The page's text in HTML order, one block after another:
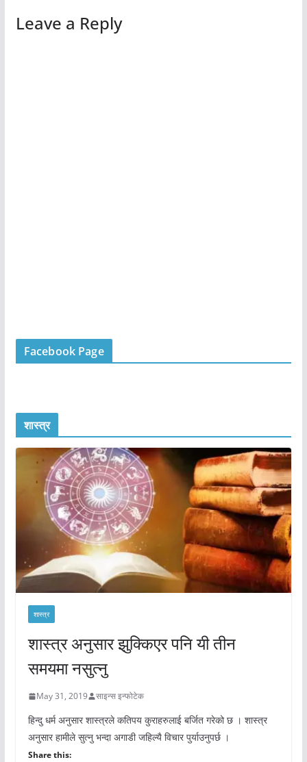
Leave a Reply
Facebook Page
शास्त्र
शास्त्र
शास्त्र अनुसार झुक्किएर पनि यी तीन
समयमा नसुत्नु
May 31, 2019 साइन्स इन्फोटेक
हिन्दु धर्म अनुसार शास्त्रले कतिपय कुराहरुलाई बर्जित गरेको छ । शास्त्र
अनुसार हामीले सुत्नु भन्दा अगाडी जहिल्यै विचार पुर्याउनुपर्छ ।
Share this: